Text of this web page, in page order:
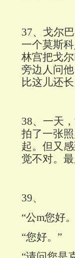
37、戈尔
一个莫斯
林宫把戈
旁边人问
比这儿还
38、一天
拍了一张
起。但又
觉不对。
39、
“公m您好
“您好。”